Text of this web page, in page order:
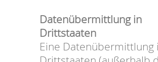
Datenübermittlung in
Drittstaaten
Eine Datenübermittlung